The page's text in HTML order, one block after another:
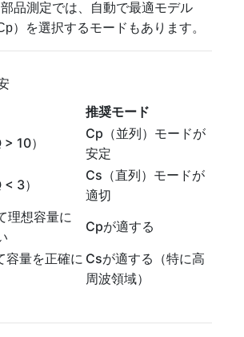
品測定では、自動で最適モデル
）を選択するモードもあります。
推奨モード
10）
Cp（並列）モードが
安定
3）
Cs（直列）モードが
適切
理想容量に
Cpが適する
容量を正確に Csが適する（特に高
周波領域）